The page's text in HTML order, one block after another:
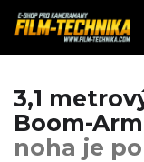
na
obsah
3,1
Boom-
noha je